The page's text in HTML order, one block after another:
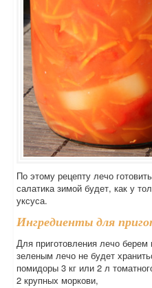
По этому рецепту лечо
салатика зимой будет, как у
уксуса.
Ингредиенты для
Для приготовления лечо берем
зеленым лечо не будет
помидоры 3 кг или 2 л
2 крупных моркови,